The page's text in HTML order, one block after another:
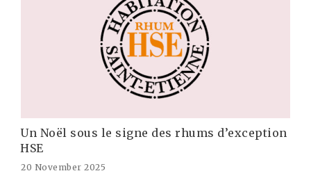
Un Noël sous le signe des rhums d’exception
HSE
20 November 2025